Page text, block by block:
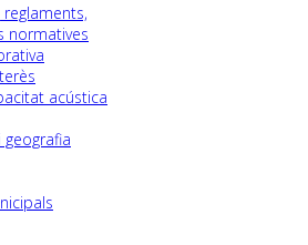
normatives
acústica